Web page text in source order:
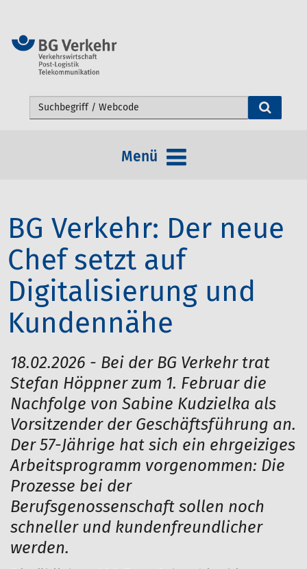
Webseite durchsuchen
Menü
BG Verkehr: Der neue
Chef setzt auf
Digitalisierung und
Kundennähe
18.02.2026 - Bei der BG Verkehr trat
Stefan Höppner zum 1. Februar die
Nachfolge von Sabine Kudzielka als
Vorsitzender der Geschäftsführung an.
Der 57-Jährige hat sich ein ehrgeiziges
Arbeitsprogramm vorgenommen: Die
Prozesse bei der
Berufsgenossenschaft sollen noch
schneller und kundenfreundlicher
werden.